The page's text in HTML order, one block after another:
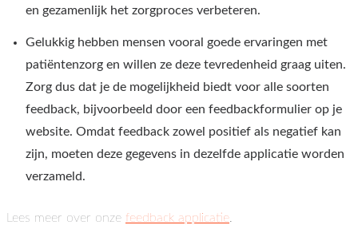
en gezamenlijk het zorgproces verbeteren.
Gelukkig hebben mensen vooral goede ervaringen met
patiëntenzorg en willen ze deze tevredenheid graag uiten.
Zorg dus dat je de mogelijkheid biedt voor alle soorten
feedback, bijvoorbeeld door een feedbackformulier op je
website. Omdat feedback zowel positief als negatief kan
zijn, moeten deze gegevens in dezelfde applicatie worden
verzameld.
Lees meer over onze feedback applicatie